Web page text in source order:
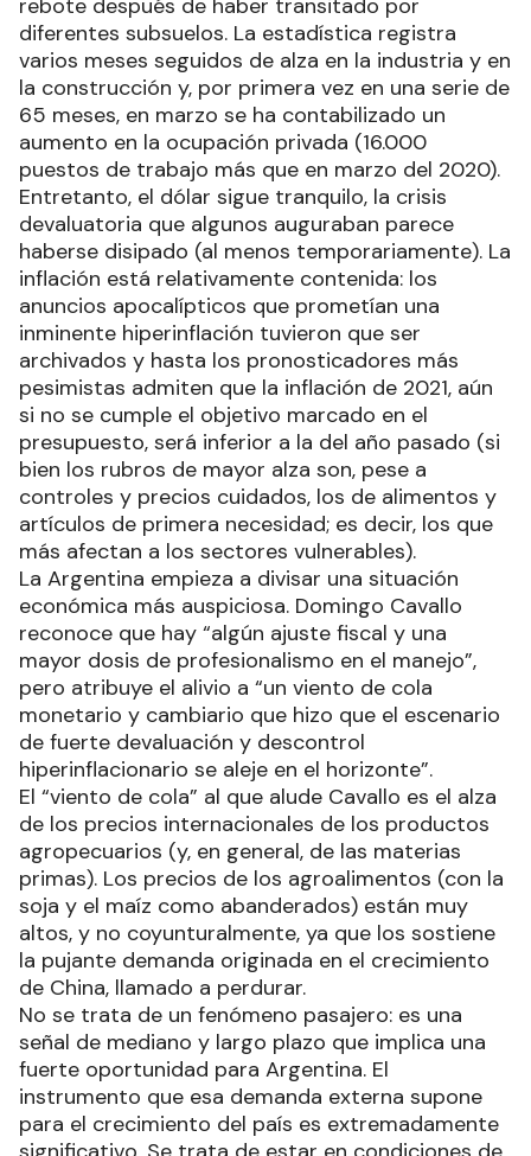
diferentes subsuelos. La estadística registra
varios meses seguidos de alza en la industria y en
la construcción y, por primera vez en una serie de
65 meses, en marzo se ha contabilizado un
aumento en la ocupación privada (16.000
puestos de trabajo más que en marzo del 2020).
Entretanto, el dólar sigue tranquilo, la crisis
devaluatoria que algunos auguraban parece
haberse disipado (al menos temporariamente). La
inflación está relativamente contenida: los
anuncios apocalípticos que prometían una
inminente hiperinflación tuvieron que ser
archivados y hasta los pronosticadores más
pesimistas admiten que la inflación de 2021, aún
si no se cumple el objetivo marcado en el
presupuesto, será inferior a la del año pasado (si
bien los rubros de mayor alza son, pese a
controles y precios cuidados, los de alimentos y
artículos de primera necesidad; es decir, los que
más afectan a los sectores vulnerables).
La Argentina empieza a divisar una situación
económica más auspiciosa. Domingo Cavallo
reconoce que hay “algún ajuste fiscal y una
mayor dosis de profesionalismo en el manejo”,
pero atribuye el alivio a “un viento de cola
monetario y cambiario que hizo que el escenario
de fuerte devaluación y descontrol
hiperinflacionario se aleje en el horizonte”.
El “viento de cola” al que alude Cavallo es el alza
de los precios internacionales de los productos
agropecuarios (y, en general, de las materias
primas). Los precios de los agroalimentos (con la
soja y el maíz como abanderados) están muy
altos, y no coyunturalmente, ya que los sostiene
la pujante demanda originada en el crecimiento
de China, llamado a perdurar.
No se trata de un fenómeno pasajero: es una
señal de mediano y largo plazo que implica una
fuerte oportunidad para Argentina. El
instrumento que esa demanda externa supone
para el crecimiento del país es extremadamente